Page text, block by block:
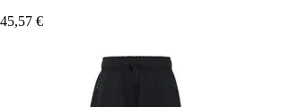
45,57 €